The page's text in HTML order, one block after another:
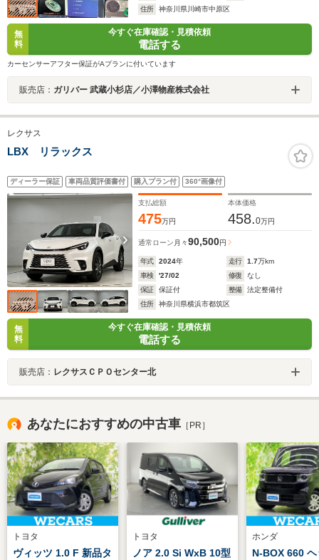
住所
神奈川県川崎市中原区
無
料
今すぐ在庫確認・見積依頼
電話する
カーセンサーアフター保証がAプランに付いています
販売店： ガリバー 武蔵小杉店／小澤物産株式会社
レクサス
LBX リラックス
ディーラー保証 車両品質評価書付 購入プラン付 360°画像付
支払総額
475万円
本体価格
458.0万円
通常ローン 月々90,500円
年式 2024年 走行 1.7万km
車検
'27/02 修復
なし
保証
保証付 整備
法定整備付
住所
神奈川県横浜市都筑区
無
料
今すぐ在庫確認・見積依頼
電話する
販売店： レクサスＣＰＯセンター北
あなたにおすすめの中古車 ［PR］
トヨタ
ヴィッツ 1.0 F 新品タ
トヨタ
ノア 2.0 Si WxB 10型
ホンダ
N-BOX 660